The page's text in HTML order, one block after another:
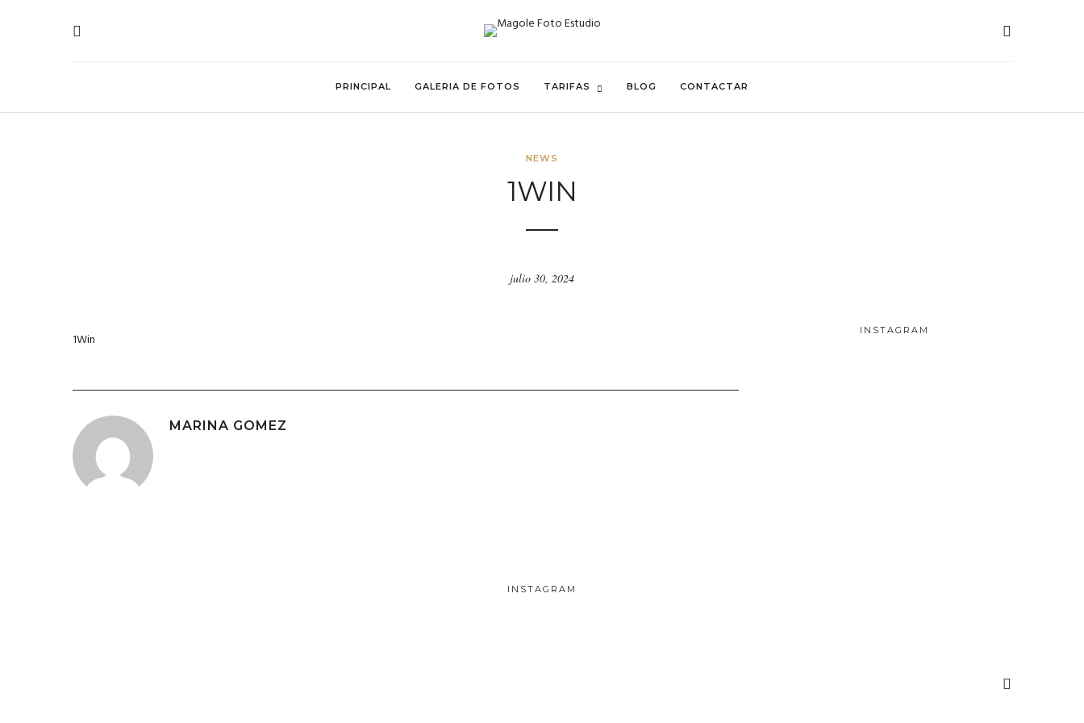
PRINCIPAL GALERIA DE FOTOS TARIFAS BLOG CONTACTAR
NEWS
1WIN
julio 30, 2024
1Win
MARINA GOMEZ
INSTAGRAM
INSTAGRAM